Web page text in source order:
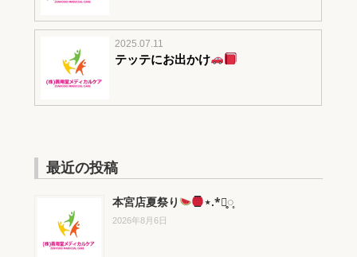
2025.07.11
テッテにお出かけ
最近の投稿
本宮店夏祭り ⋆.*⃝̥◌̥
2026年8月6日